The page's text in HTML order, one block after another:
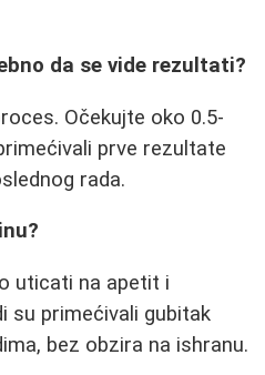
da se vide rezultati?
Očekujte oko 0.5-
prve rezultate
rada.
uticati na apetit i
su primećivali gubitak
bez obzira na ishranu.